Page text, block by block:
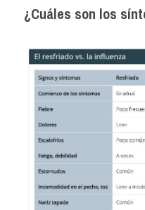
¿Cuáles son los